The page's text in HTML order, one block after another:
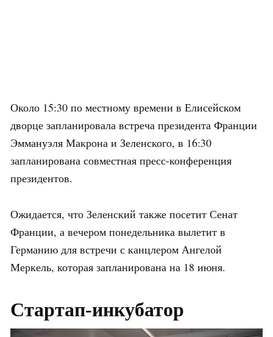
Около 15:30 по местному времени в Елисейском
дворце запланировала встреча президента Франции
Эммануэля Макрона и Зеленского, в 16:30
запланирована совместная пресс-конференция
президентов.
Ожидается, что Зеленский также посетит Сенат
Франции, а вечером понедельника вылетит в
Германию для встречи с канцлером Ангелой
Меркель, которая запланирована на 18 июня.
Стартап-инкубатор